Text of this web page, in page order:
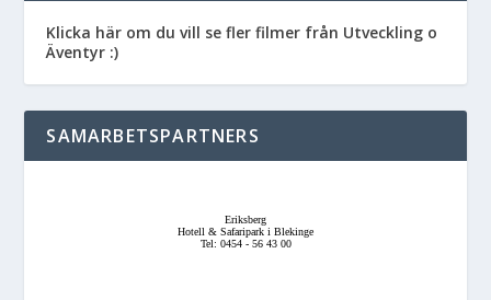
Klicka här om du vill se fler filmer från Utveckling o
Äventyr :)
SAMARBETSPARTNERS
Eriksberg
Hotell & Safaripark i Blekinge
Tel: 0454 - 56 43 00